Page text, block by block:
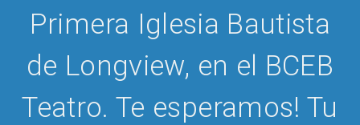
Primera Iglesia Bautista
de Longview, en el BCEB
Teatro. Te esperamos! Tu